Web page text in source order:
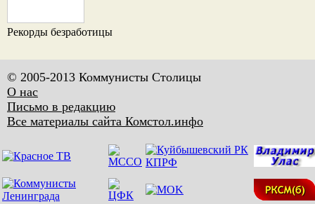
Рекорды безработицы
© 2005-2013 Коммунисты Столицы
О нас
Письмо в редакцию
Все материалы сайта Комстол.инфо